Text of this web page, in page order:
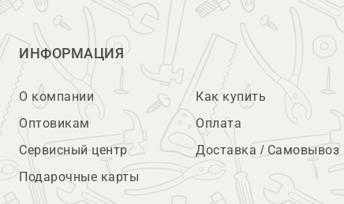
ИНФОРМАЦИЯ
О компании
Оптовикам
Сервисный центр
Подарочные карты
Как купить
Оплата
Доставка / Самовывоз